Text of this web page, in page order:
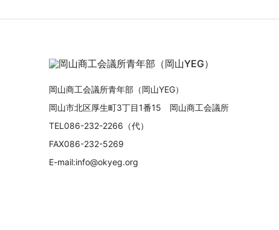
岡山商工会議所青年部（岡山YEG）
岡山市北区厚生町3丁目1番15 岡山商工会議所
TEL086-232-2266（代）
FAX086-232-5269
E-mail:info@okyeg.org